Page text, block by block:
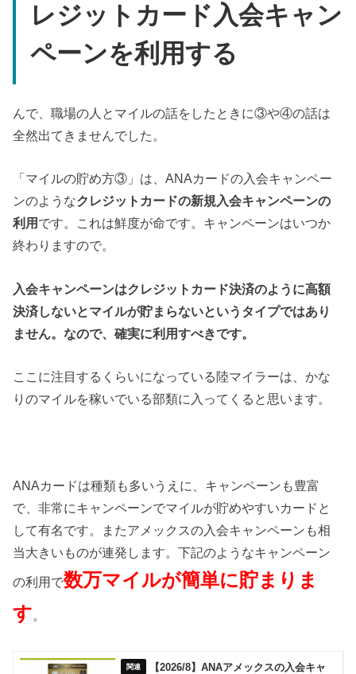
レジットカード入会キャン
ペーンを利用する
んで、職場の人とマイルの話をしたときに③や④の話は
全然出てきませんでした。
「マイルの貯め方③」は、ANAカードの入会キャンペー
ンのようなクレジットカードの新規入会キャンペーンの
利用 です。これは鮮度が命です。キャンペーンはいつか
終わりますので。
入会キャンペーンはクレジットカード決済のように高額
決済しないとマイルが貯まらないというタイプではあり
ません。なので、確実に利用すべきです。
ここに注目するくらいになっている陸マイラーは、かな
りのマイルを稼いでいる部類に入ってくると思います。
ANAカードは種類も多いうえに、キャンペーンも豊富
で、非常にキャンペーンでマイルが貯めやすいカードと
して有名です。またアメックスの入会キャンペーンも相
当大きいものが連発します。下記のようなキャンペーン
の利用で数万マイルが簡単に貯まりま
す。
【2026/8】ANAアメックスの入会キャ